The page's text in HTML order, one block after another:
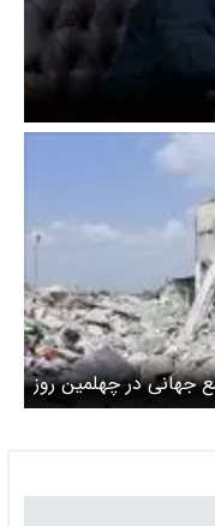
نامه ۲۰ کارگردان شناخته شده به مجامع جهانی در چهلمین روز